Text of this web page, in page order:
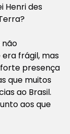
Henri des
não
era frágil, mas
presença
que muitos
ao Brasil.
aos que